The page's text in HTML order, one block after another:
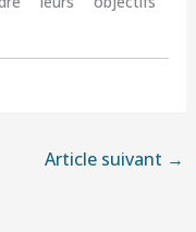
Article suivant →